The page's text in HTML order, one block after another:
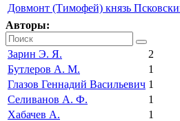
Довмонт (Тимофей) князь
Авторы:
Зарин Э. Я.
2
Бутлеров А. М.
1
Глазов Геннадий Васильевич 1
Селиванов А. Ф.
1
Хабачев А.
1